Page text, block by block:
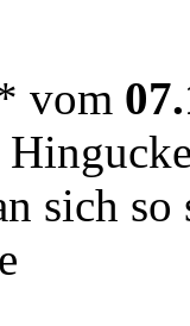
vom
sich so